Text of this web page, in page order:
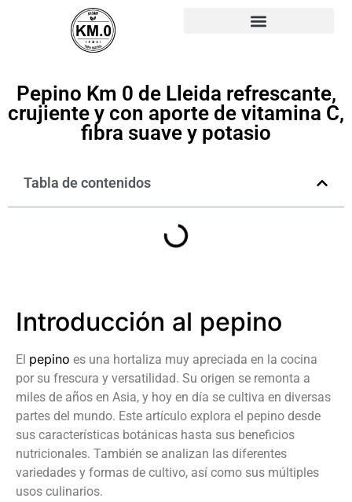
Pepino Km 0 de Lleida refrescante,
crujiente y con aporte de vitamina C,
fibra suave y potasio
Tabla de contenidos
Introducción al pepino
El pepino es una hortaliza muy apreciada en la cocina
por su frescura y versatilidad. Su origen se remonta a
miles de años en Asia, y hoy en día se cultiva en diversas
partes del mundo. Este artículo explora el pepino desde
sus características botánicas hasta sus beneficios
nutricionales. También se analizan las diferentes
variedades y formas de cultivo, así como sus múltiples
usos culinarios.